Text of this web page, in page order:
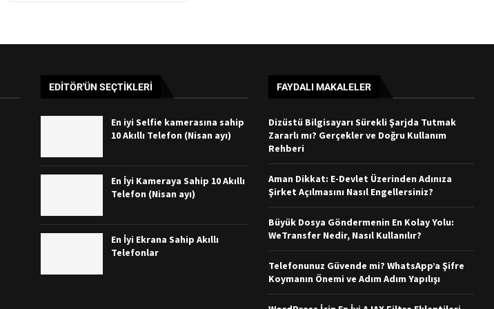
EDITÖR'ÜN SEÇTIKLERI
En iyi Selfie kamerasına sahip
10 Akıllı Telefon (Nisan ayı)
En İyi Kameraya Sahip 10 Akıllı
Telefon (Nisan ayı)
En İyi Ekrana Sahip Akıllı
Telefonlar
FAYDALI MAKALELER
Dizüstü Bilgisayarı Sürekli Şarjda Tutmak
Zararlı mı? Gerçekler ve Doğru Kullanım
Rehberi
Aman Dikkat: E-Devlet Üzerinden Adınıza
Şirket Açılmasını Nasıl Engellersiniz?
Büyük Dosya Göndermenin En Kolay Yolu:
WeTransfer Nedir, Nasıl Kullanılır?
Telefonunuz Güvende mi? WhatsApp’a Şifre
Koymanın Önemi ve Adım Adım Yapılışı